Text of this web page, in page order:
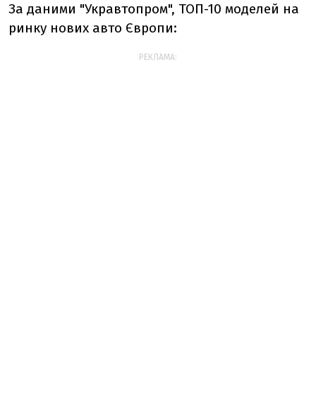
За даними "Укравтопром", ТОП-10 моделей на
ринку нових авто Європи:
РЕКЛАМА: